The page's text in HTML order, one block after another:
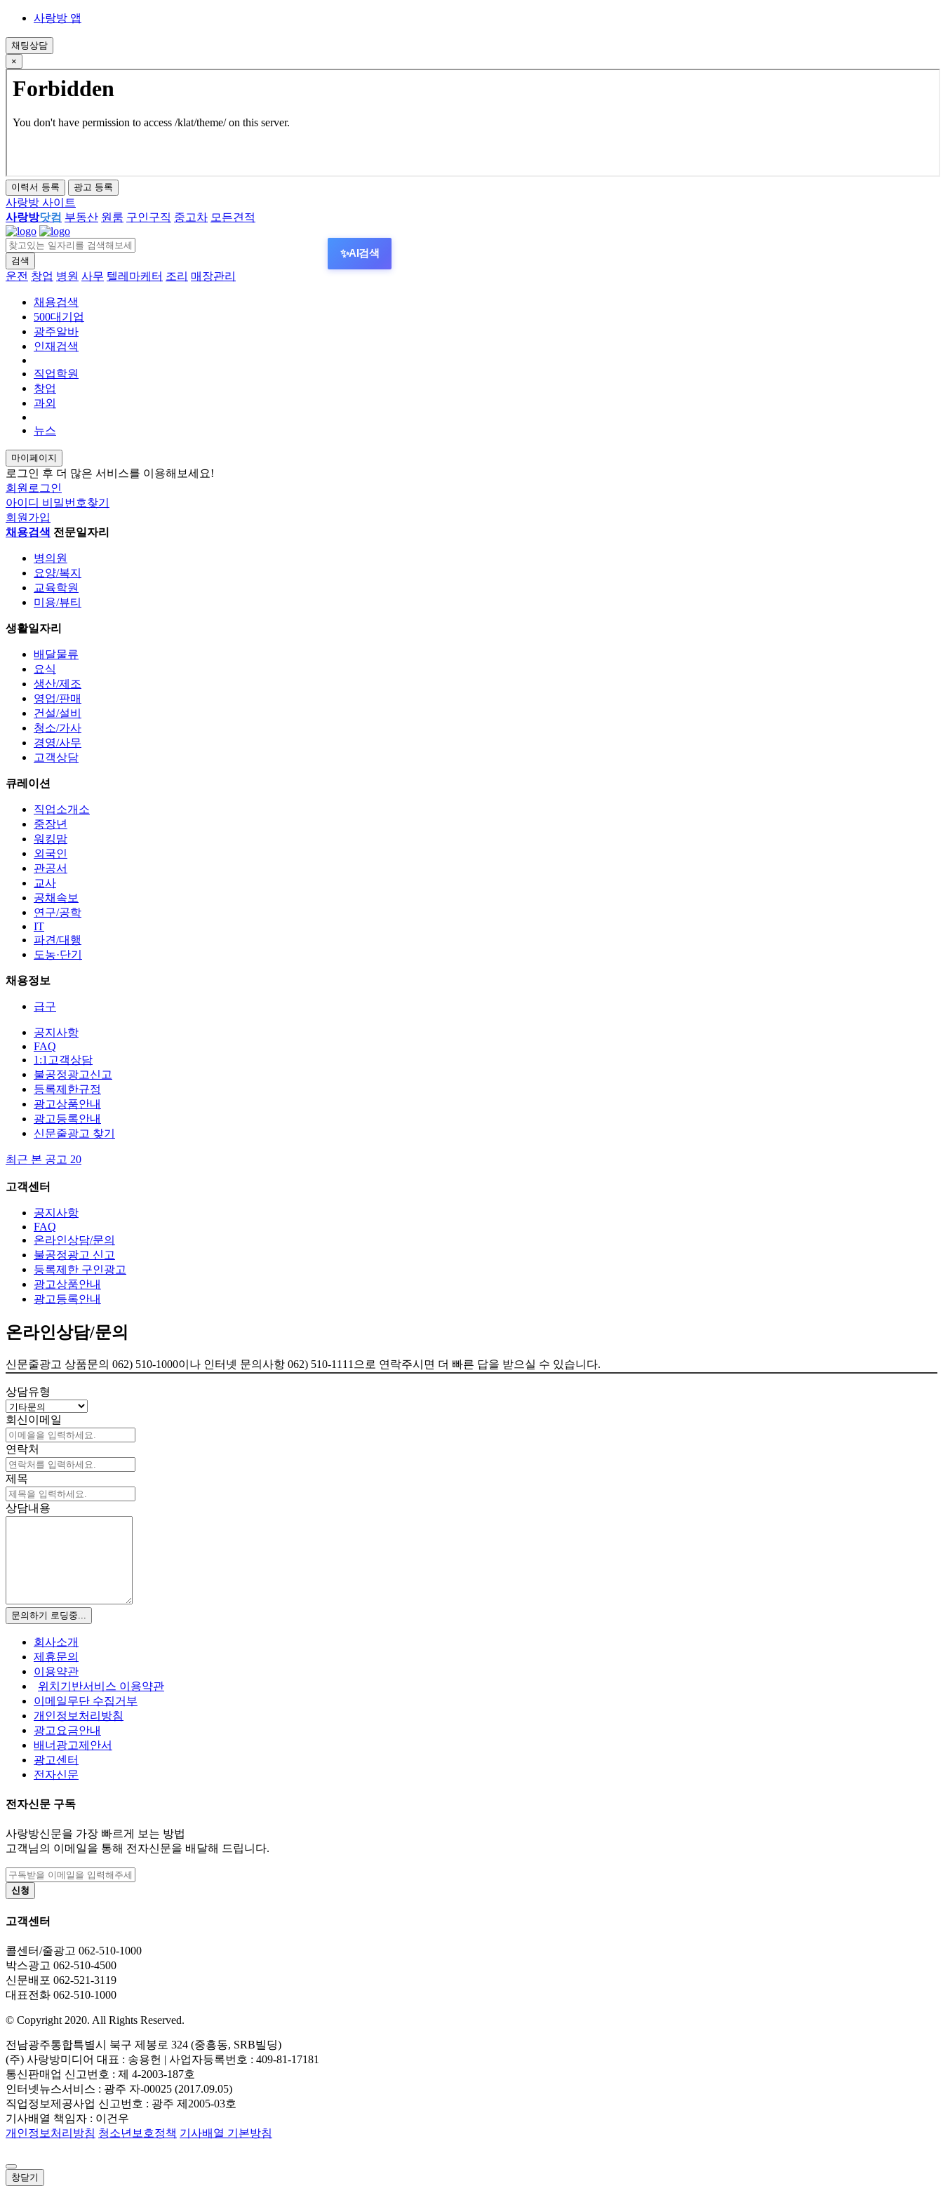
사랑방 앱
채팅상담
×
이력서 등록 광고 등록
사랑방 사이트
사랑방닷컴 부동산 원룸 구인구직 중고차 모든견적
검색
✨AI검색
close
send
운전 창업 병원 사무 텔레마케터 조리 매장관리
채용검색
500대기업
광주알바
인재검색
직업학원
창업
과외
뉴스
마이페이지
로그인 후 더 많은 서비스를 이용해보세요!
회원로그인
아이디 비밀번호찾기
회원가입
채용검색 전문일자리
병의원
요양/복지
교육학원
미용/뷰티
생활일자리
배달물류
요식
생산/제조
영업/판매
건설/설비
청소/가사
경영/사무
고객상담
큐레이션
직업소개소
중장년
워킹맘
외국인
관공서
교사
공채속보
연구/공학
IT
파견/대행
도농·단기
채용정보
급구
공지사항
FAQ
1:1고객상담
불공정광고신고
등록제한규정
광고상품안내
광고등록안내
신문줄광고 찾기
최근 본 공고 20
고객센터
공지사항
FAQ
온라인상담/문의
불공정광고 신고
등록제한 구인광고
광고상품안내
광고등록안내
온라인상담/문의
신문줄광고 상품문의 062) 510-1000이나 인터넷 문의사항 062) 510-1111으로 연락주시면 더 빠른 답을 받으실 수 있습니다.
상담유형
회신이메일
연락처
제목
상담내용
문의하기 로딩중...
회사소개
제휴문의
이용약관
위치기반서비스 이용약관
이메일무단 수집거부
개인정보처리방침
광고요금안내
배너광고제안서
광고센터
전자신문
전자신문 구독
사랑방신문을 가장 빠르게 보는 방법
고객님의 이메일을 통해 전자신문을 배달해 드립니다.
신청
고객센터
콜센터/줄광고 062-510-1000
박스광고 062-510-4500
신문배포 062-521-3119
대표전화 062-510-1000
© Copyright 2020. All Rights Reserved.
전남광주통합특별시 북구 제봉로 324 (중흥동, SRB빌딩)
(주) 사랑방미디어 대표 : 송용헌 | 사업자등록번호 : 409-81-17181
통신판매업 신고번호 : 제 4-2003-187호
인터넷뉴스서비스 : 광주 자-00025 (2017.09.05)
직업정보제공사업 신고번호 : 광주 제2005-03호
기사배열 책임자 : 이건우
개인정보처리방침 청소년보호정책 기사배열 기본방침
창닫기